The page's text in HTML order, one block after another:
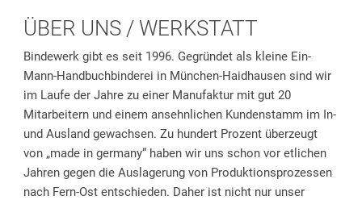
ÜBER UNS / WERKSTATT
Bindewerk gibt es seit 1996. Gegründet als kleine Ein-
Mann-Handbuchbinderei in München-Haidhausen sind wir
im Laufe der Jahre zu einer Manufaktur mit gut 20
Mitarbeitern und einem ansehnlichen Kundenstamm im In-
und Ausland gewachsen. Zu hundert Prozent überzeugt
von „made in germany“ haben wir uns schon vor etlichen
Jahren gegen die Auslagerung von Produktionsprozessen
nach Fern-Ost entschieden. Daher ist nicht nur unser